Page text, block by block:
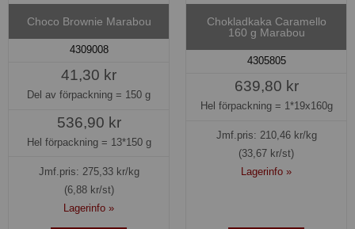
Choco Brownie Marabou
4309008
41,30 kr
Del av förpackning = 150 g
536,90 kr
Hel förpackning = 13*150 g
Jmf.pris: 275,33kr/kg
(6,88 kr/st)
Lagerinfo »
Chokladkaka Caramello
160 g Marabou
4305805
639,80 kr
Hel förpackning = 1*19x160g
Jmf.pris: 210,46kr/kg
(33,67 kr/st)
Lagerinfo »